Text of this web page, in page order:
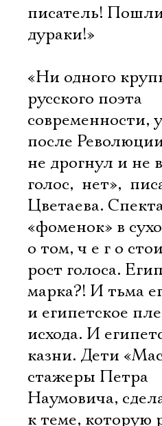
писатель!
дураки!»
«Ни одного
русского поэта
современности,
после
не дрогнул и не
голос,  нет», 
Цветаева.
«фоменок» в
о том, ч е г о
рост голоса.
марка?! И тьма
и египетское
исхода. И
казни. Дети
стажеры Петра
Наумовича,
к теме, которую
Ознакомиться